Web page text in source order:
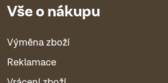
Vše o nákupu
Výměna zboží
Reklamace